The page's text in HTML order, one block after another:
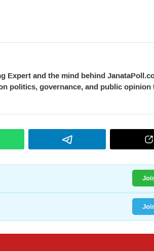
Expert and the mind behind
politics, governance, and public opinion